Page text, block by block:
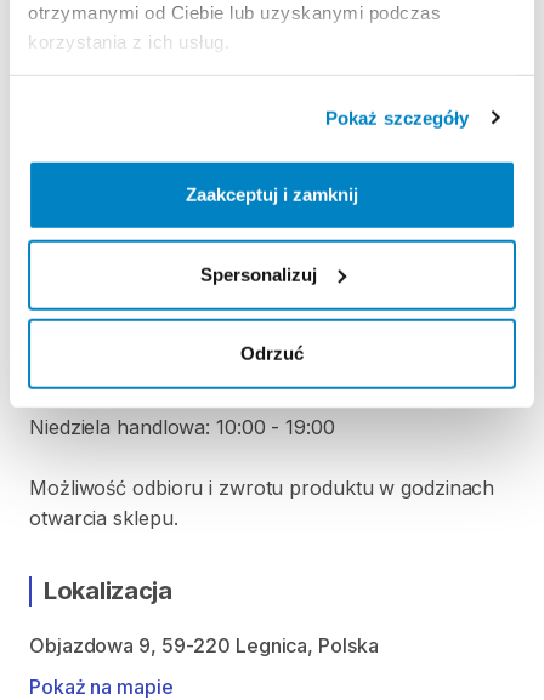
otrzymanymi od Ciebie lub uzyskanymi podczas
korzystania z ich usług.
Pokaż szczegóły
Zaakceptuj i zamknij
Spersonalizuj
Odrzuć
KAUCJA
Nie pobieramy kaucji za wypożyczenie tego
ODBIÓR I ZWROT SPRZĘTU
Poniedziałek: 10:00 - 20:00
Wtorek: 10:00 - 20:00
Środa: 10:00 - 20:00
Sobota: 10:00 - 20:00
Niedziela handlowa: 10:00 - 19:00
Możliwość odbioru i zwrotu produktu w godzinach
otwarcia sklepu.
Lokalizacja
Objazdowa 9, 59-220 Legnica, Polska
Pokaż na mapie